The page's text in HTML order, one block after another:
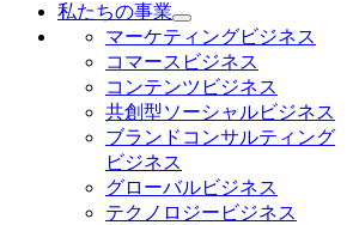
私たちの事業
マーケティングビジネス
コマースビジネス
コンテンツビジネス
共創型ソーシャルビジネス
ブランドコンサルティング
ビジネス
グローバルビジネス
テクノロジービジネス